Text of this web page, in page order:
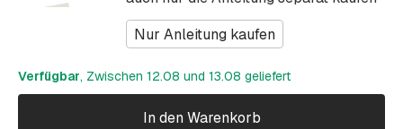
Nur Anleitung kaufen
Verfügbar, Zwischen 12.08 und 13.08 geliefert
In den Warenkorb